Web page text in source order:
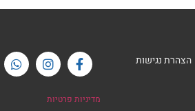
הצהרת נגישות
מדיניות פרטיות